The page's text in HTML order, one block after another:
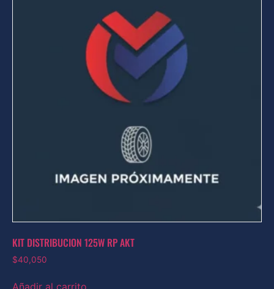
KIT DISTRIBUCION 125W RP AKT
$40,050